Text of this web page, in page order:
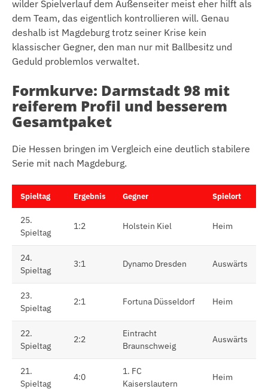
wilder Spielverlauf dem Außenseiter meist eher hilft als
dem Team, das eigentlich kontrollieren will. Genau
deshalb ist Magdeburg trotz seiner Krise kein
klassischer Gegner, den man nur mit Ballbesitz und
Geduld problemlos verwaltet.
Formkurve: Darmstadt 98 mit
reiferem Profil und besserem
Gesamtpaket
Die Hessen bringen im Vergleich eine deutlich stabilere
Serie mit nach Magdeburg.
Spieltag Ergebnis Gegner Spielort
25.
Spieltag
1:2 Holstein Kiel Heim
24.
Spieltag
3:1 Dynamo Dresden Auswärts
23.
Spieltag
2:1 Fortuna Düsseldorf Heim
22.
Spieltag
2:2
Eintracht
Braunschweig
Auswärts
21.
Spieltag
4:0
1. FC
Kaiserslautern
Heim